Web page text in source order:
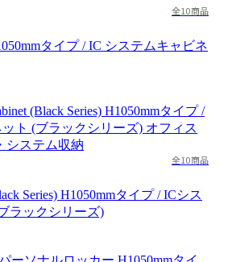
全10商品
タイプ / IC システムキャビネ
全10商品
Series) H1050mmタイプ / ICシス
ラックシリーズ)